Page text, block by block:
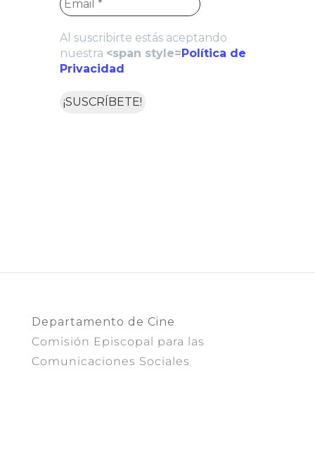
Al suscribirte estás aceptando
nuestra <span style=Política de
Privacidad
Departamento de Cine
Comisión Episcopal para las
Comunicaciones Sociales